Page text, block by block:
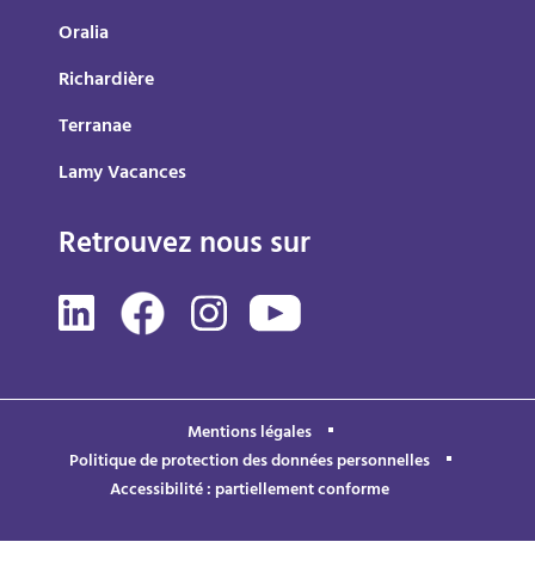
Oralia
Richardière
Terranae
Lamy Vacances
Retrouvez nous sur
Mentions légales
Politique de protection des données personnelles
Accessibilité : partiellement conforme